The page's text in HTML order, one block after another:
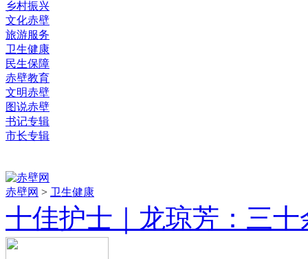
乡村振兴
文化赤壁
旅游服务
卫生健康
民生保障
赤壁教育
文明赤壁
图说赤壁
书记专辑
市长专辑
赤壁网 > 卫生健康
十佳护士｜龙琼芳：三